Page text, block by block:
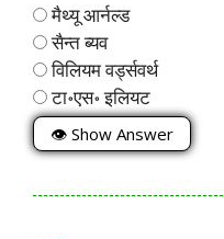
मैथ्यू आर्नल्ड
सैन्त ब्यव
विलियम वर्ड्सवर्थ
टा॰एस॰ इलियट
👁 Show Answer